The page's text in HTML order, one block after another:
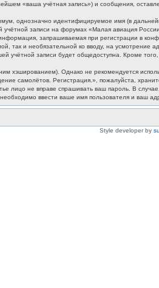
«ваша учётная запись») и сообщения,
однозначно идентифицируемое имя (в
записи на форумах «Малая авиация
запрашиваемая при регистрации в
так и необязательной ко вводу, на
учётной записи будет общедоступна. Кроме
хэшированием). Однако не рекомендуется
самолётов. Регистрация.», пожалуйста,
лицо не вправе спрашивать ваш пароль. В
ввести ваше имя пользователя и ваш
Style developer by